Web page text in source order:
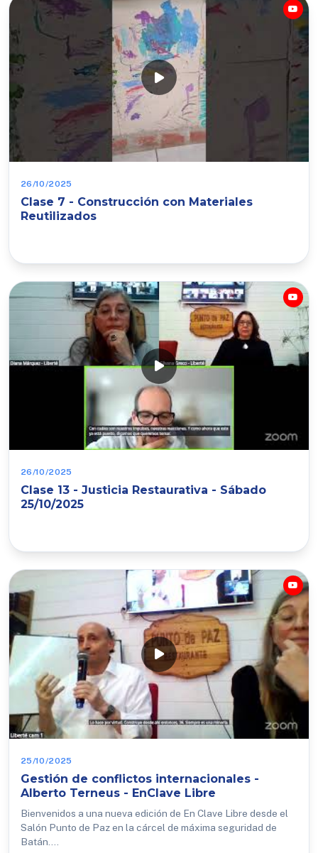
26/10/2025
Clase 7 - Construcción con Materiales
Reutilizados
26/10/2025
Clase 13 - Justicia Restaurativa - Sábado
25/10/2025
25/10/2025
Gestión de conflictos internacionales -
Alberto Terneus - EnClave Libre
Bienvenidos a una nueva edición de En Clave Libre desde el
Salón Punto de Paz en la cárcel de máxima seguridad de
Batán....